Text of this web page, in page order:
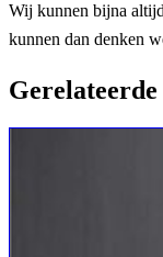
Wij kunnen bijna
kunnen dan denken